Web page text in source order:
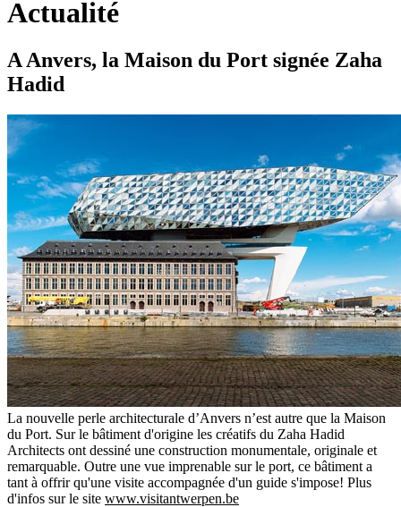
Actualité
A Anvers, la Maison du Port signée Zaha
Hadid
La nouvelle perle architecturale d’Anvers n’est autre que la Maison
du Port. Sur le bâtiment d'origine les créatifs du Zaha Hadid
Architects ont dessiné une construction monumentale, originale et
remarquable. Outre une vue imprenable sur le port, ce bâtiment a
tant à offrir qu'une visite accompagnée d'un guide s'impose! Plus
d'infos sur le site www.visitantwerpen.be